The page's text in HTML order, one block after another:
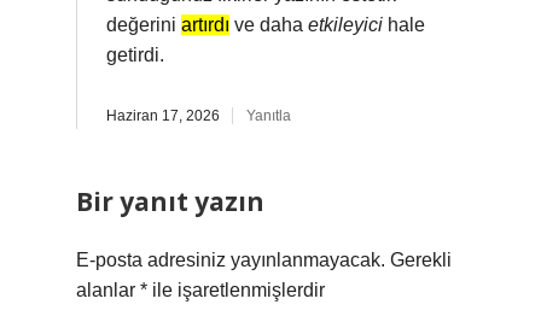
değerini artırdı ve daha etkileyici hale
getirdi.
Haziran 17, 2026 Yanıtla
Bir yanıt yazın
E-posta adresiniz yayınlanmayacak. Gerekli
alanlar * ile işaretlenmişlerdir